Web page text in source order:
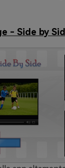
- Side by